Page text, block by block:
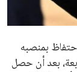
لامتلاك حصة